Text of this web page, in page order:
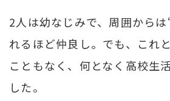
2人は幼なじみで、周囲から
れるほど仲良し。でも、これ
こともなく、何となく高校生
した。